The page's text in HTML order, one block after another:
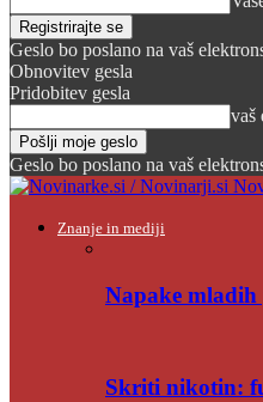
Geslo bo poslano na vaš
Obnovitev gesla
Pridobitev gesla
vaš
Geslo bo poslano na vaš
Znanje in mediji
Napake
Skriti nikotin: